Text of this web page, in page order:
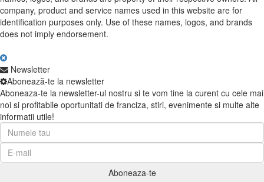
company, product and service names used in this website are for
identification purposes only. Use of these names, logos, and brands
does not imply endorsement.
Newsletter
Abonează-te la newsletter
Aboneaza-te la newsletter-ul nostru si te vom tine la curent cu cele mai
noi si profitabile oportunitati de franciza, stiri, evenimente si multe alte
informatii utile!